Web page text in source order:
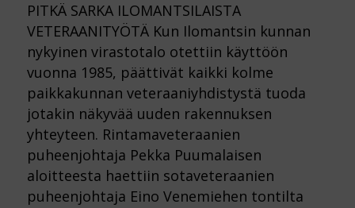
PITKÄ SARKA ILOMANTSILAISTA
VETERAANITYÖTÄ Kun Ilomantsin kunnan
nykyinen virastotalo otettiin käyttöön
vuonna 1985, päättivät kaikki kolme
paikkakunnan veteraaniyhdistystä tuoda
jotakin näkyvää uuden rakennuksen
yhteyteen. Rintamaveteraanien
puheenjohtaja Pekka Puumalaisen
aloitteesta haettiin sotaveteraanien
puheenjohtaja Eino Venemiehen tontilta